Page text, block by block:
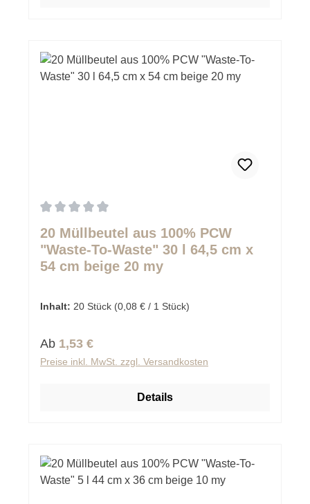
20 Müllbeutel aus 100% PCW
"Waste-To-Waste" 30 l 64,5 cm x
54 cm beige 20 my
Inhalt: 20 Stück (0,08 € / 1 Stück)
Regulärer Preis:
Ab 1,53 €
Preise inkl. MwSt. zzgl. Versandkosten
Details